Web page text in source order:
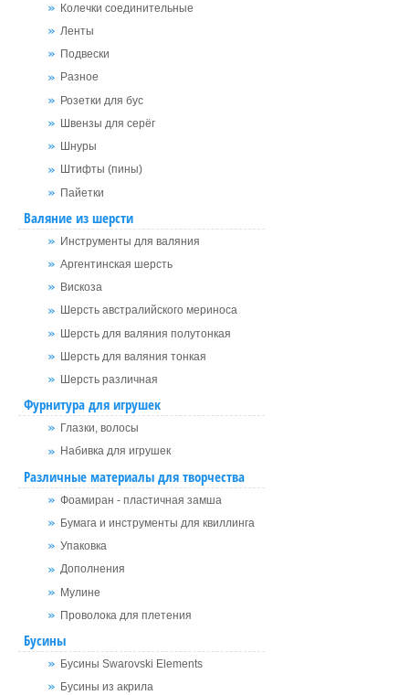
Колечки соединительные
Ленты
Подвески
Разное
Розетки для бус
Швензы для серёг
Шнуры
Штифты (пины)
Пайетки
Валяние из шерсти
Инструменты для валяния
Аргентинская шерсть
Вискоза
Шерсть австралийского мериноса
Шерсть для валяния полутонкая
Шерсть для валяния тонкая
Шерсть различная
Фурнитура для игрушек
Глазки, волосы
Набивка для игрушек
Различные материалы для творчества
Фоамиран - пластичная замша
Бумага и инструменты для квиллинга
Упаковка
Дополнения
Мулине
Проволока для плетения
Бусины
Бусины Swarovski Elements
Бусины из акрила